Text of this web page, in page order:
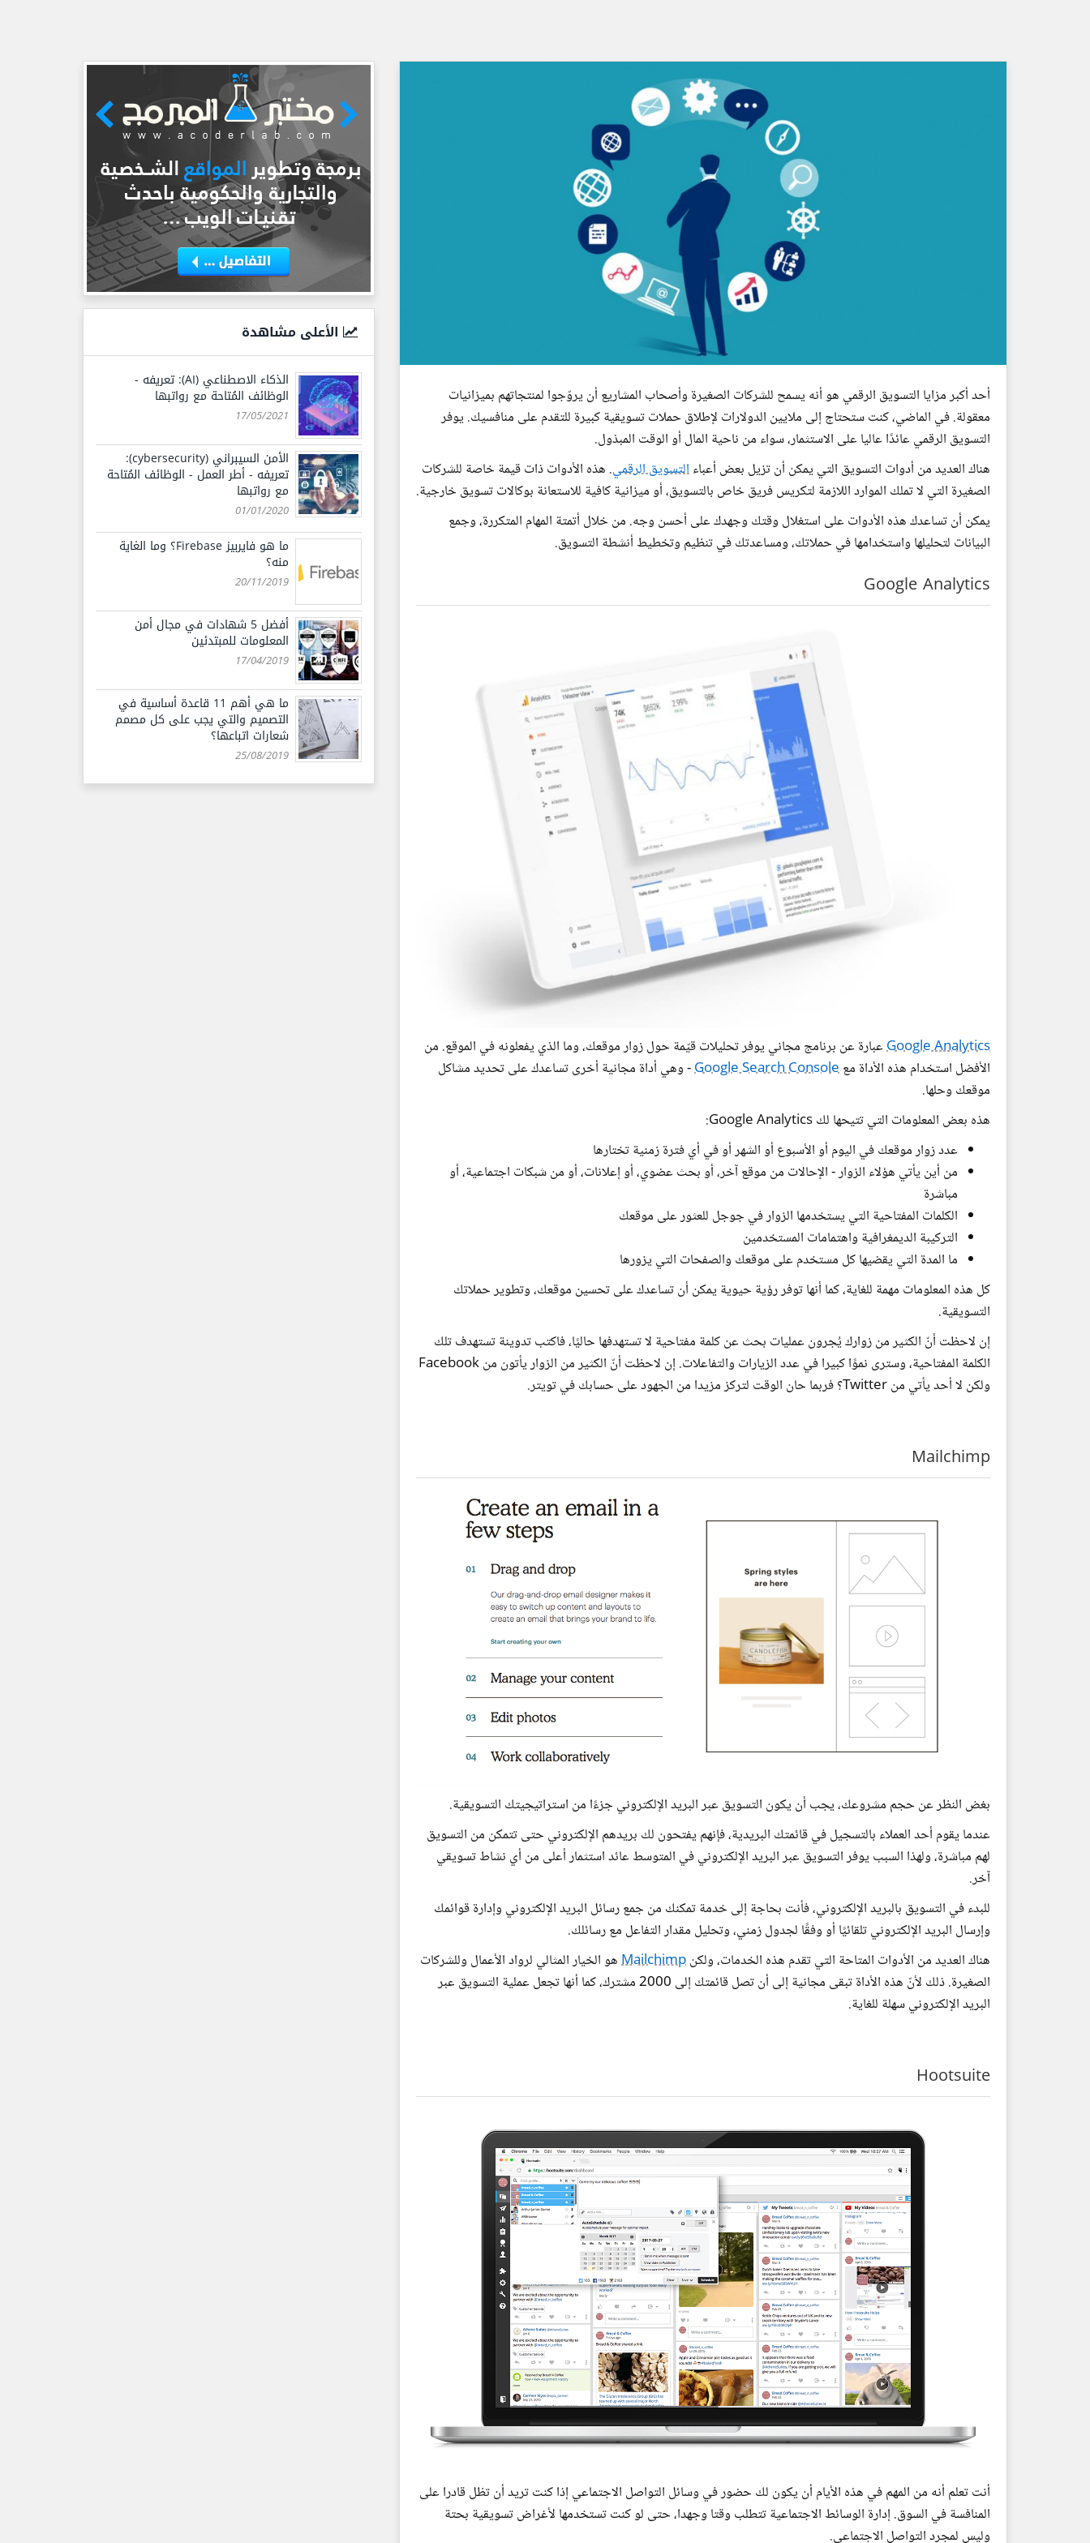
أحد أكبر مزايا التسويق الرقمي هو أنه يسمح للشركات الصغيرة وأصحاب المشاريع أن يروّجوا لمنتجاتهم بميزانيات
معقولة. في الماضي، كنت ستحتاج إلى ملايين الدولارات لإطلاق حملات تسويقية كبيرة للتقدم على منافسيك. يوفر
التسويق الرقمي عائدًا عاليا على الاستثمار، سواء من ناحية المال أو الوقت المبذول.
هناك العديد من أدوات التسويق التي يمكن أن تزيل بعض أعباءالتسويق الرقمي. هذه الأدوات ذات قيمة خاصة للشركات
الصغيرة التي لا تملك الموارد اللازمة لتكريس فريق خاص بالتسويق، أو ميزانية كافية للاستعانة بوكالات تسويق خارجية.
يمكن أن تساعدك هذه الأدوات على استغلال وقتك وجهدك على أحسن وجه. من خلال أتمتة المهام المتكررة، وجمع
البيانات لتحليلها واستخدامها في حملاتك، ومساعدتك في تنظيم وتخطيط أنشطة التسويق.
Google Analytics
Google Analyticsعبارة عن برنامج مجاني يوفر تحليلات قيّمة حول زوار موقعك، وما الذي يفعلونه في الموقع. من
الأفضل استخدام هذه الأداة معGoogle Search Console- وهي أداة مجانية أخرى تساعدك على تحديد مشاكل
موقعك وحلها.
هذه بعض المعلومات التي تتيحها لك Google Analytics:
عدد زوار موقعك في اليوم أو الأسبوع أو الشهر أو في أي فترة زمنية تختارها
من أين يأتي هؤلاء الزوار - الإحالات من موقع آخر، أو بحث عضوي، أو إعلانات، أو من شبكات اجتماعية، أو
مباشرة
الكلمات المفتاحية التي يستخدمها الزوار في جوجل للعثور على موقعك
التركيبة الديمغرافية واهتمامات المستخدمين
ما المدة التي يقضيها كل مستخدم على موقعك والصفحات التي يزورها
كل هذه المعلومات مهمة للغاية، كما أنها توفر رؤية حيوية يمكن أن تساعدك على تحسين موقعك، وتطوير حملاتك
التسويقية.
إن لاحظت أنّ الكثير من زوارك يُجرون عمليات بحث عن كلمة مفتاحية لا تستهدفها حاليًا، فاكتب تدوينة تستهدف تلك
الكلمة المفتاحية، وسترى نموًا كبيرا في عدد الزيارات والتفاعلات. إن لاحظت أنّ الكثير من الزوار يأتون من Facebook
ولكن لا أحد يأتي من Twitter؟ فربما حان الوقت لتركز مزيدا من الجهود على حسابك في تويتر.
Mailchimp
بغض النظر عن حجم مشروعك، يجب أن يكون التسويق عبر البريد الإلكتروني جزءًا من استراتيجيتك التسويقية.
عندما يقوم أحد العملاء بالتسجيل في قائمتك البريدية، فإنهم يفتحون لك بريدهم الإلكتروني حتى تتمكن من التسويق
لهم مباشرة، ولهذا السبب يوفر التسويق عبر البريد الإلكتروني في المتوسط عائد استثمار أعلى من أي نشاط تسويقي
آخر.
للبدء في التسويق بالبريد الإلكتروني، فأنت بحاجة إلى خدمة تمكنك من جمع رسائل البريد الإلكتروني وإدارة قوائمك
وإرسال البريد الإلكتروني تلقائيًا أو وفقًا لجدول زمني، وتحليل مقدار التفاعل مع رسائلك.
هناك العديد من الأدوات المتاحة التي تقدم هذه الخدمات، ولكنMailchimpهو الخيار المثالي لرواد الأعمال وللشركات
الصغيرة. ذلك لأنّ هذه الأداة تبقى مجانية إلى أن تصل قائمتك إلى 2000 مشترك، كما أنها تجعل عملية التسويق عبر
البريد الإلكتروني سهلة للغاية.
Hootsuite
أنت تعلم أنه من المهم في هذه الأيام أن يكون لك حضور في وسائل التواصل الاجتماعي إذا كنت تريد أن تظل قادرا على
المنافسة في السوق. إدارة الوسائط الاجتماعية تتطلب وقتا وجهدا، حتى لو كنت تستخدمها لأغراض تسويقية بحتة
وليس لمجرد التواصل الاجتماعي.
الأعلى مشاهدة
الذكاء الاصطناعي (AI): تعريفه -
الوظائف المُتاحة مع رواتبها
17/05/2021
الأمن السيبراني (cybersecurity):
تعريفه - أطر العمل - الوظائف المُتاحة
مع رواتبها
01/01/2020
ما هو فايربيز Firebase؟ وما الغاية
منه؟
20/11/2019
أفضل 5 شهادات في مجال أمن
المعلومات للمبتدئين
17/04/2019
ما هي أهم 11 قاعدة أساسية في
التصميم والتي يجب على كل مصمم
شعارات اتباعها؟
25/08/2019